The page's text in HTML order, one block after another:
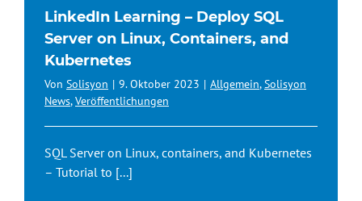
LinkedIn Learning – Deploy SQL
Server on Linux, Containers, and
Kubernetes
Von Solisyon | 9. Oktober 2023 | Allgemein,Solisyon
News,Veröffentlichungen
SQL Server on Linux, containers, and Kubernetes
– Tutorial to [...]